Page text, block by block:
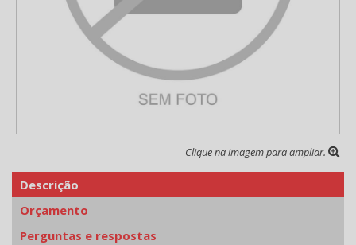
Clique na imagem para ampliar.
Descrição
Orçamento
Perguntas e respostas